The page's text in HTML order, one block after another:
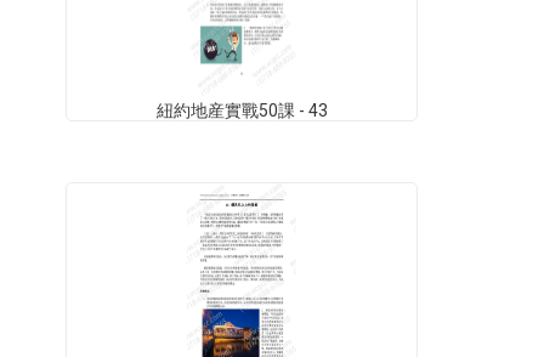
紐約地産實戰50課 - 43